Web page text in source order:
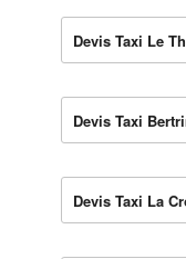
Devis Taxi Le
Devis Taxi
Devis Taxi La